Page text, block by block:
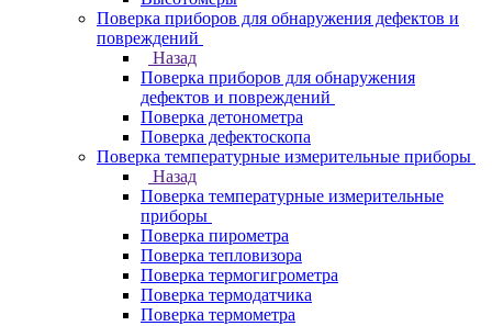
Поверка приборов для обнаружения дефектов и
повреждений
Назад
Поверка приборов для обнаружения
дефектов и повреждений
Поверка детонометра
Поверка дефектоскопа
Поверка температурные измерительные приборы
Назад
Поверка температурные измерительные
приборы
Поверка пирометра
Поверка тепловизора
Поверка термогигрометра
Поверка термодатчика
Поверка термометра